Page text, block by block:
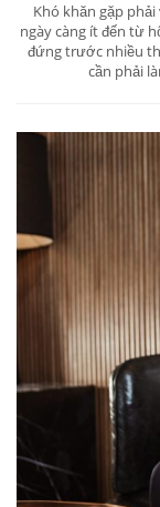
Khó khăn gặp
ngày càng ít đến từ
đứng trước nhiều
cần phải